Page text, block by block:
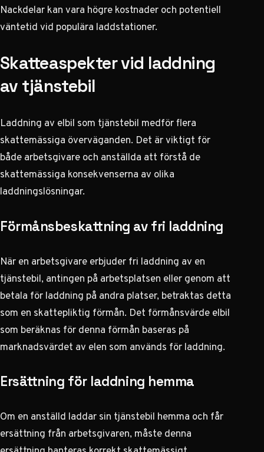
Nackdelar kan vara högre kostnader och potentiell
väntetid vid populära laddstationer.
Skatteaspekter vid laddning
av tjänstebil
Laddning av elbil som tjänstebil medför flera
skattemässiga överväganden. Det är viktigt för
både arbetsgivare och anställda att förstå de
skattemässiga konsekvenserna av olika
laddningslösningar.
Förmånsbeskattning av fri laddning
När en arbetsgivare erbjuder fri laddning av en
tjänstebil, antingen på arbetsplatsen eller genom att
betala för laddning på andra platser, betraktas detta
som en skattepliktig förmån. Det förmånsvärde elbil
som beräknas för denna förmån baseras på
marknadsvärdet av elen som används för laddning.
Ersättning för laddning hemma
Om en anställd laddar sin tjänstebil hemma och får
ersättning från arbetsgivaren, måste denna